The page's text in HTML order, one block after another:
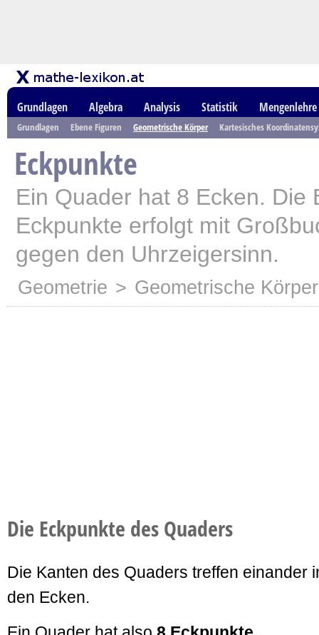
Grundlagen Algebra Analysis Statistik Mengenlehre
Grundlagen Ebene Figuren Geometrische Körper Kartesisches
Eckpunkte
Ein Quader hat 8 Ecken. Die
Eckpunkte erfolgt mit
gegen den Uhrzeigersinn.
Geometrie > Geometrische Körper
Die Eckpunkte des Quaders
Die Kanten des Quaders treffen einander
den Ecken.